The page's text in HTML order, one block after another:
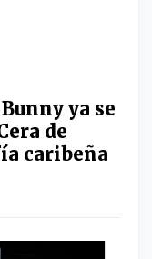
ya se
de
caribeña